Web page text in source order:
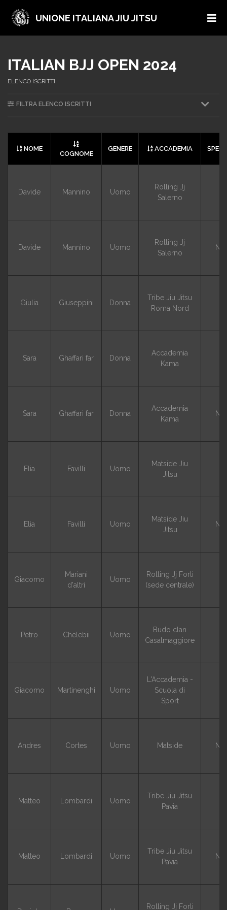
UNIONE ITALIANA JIU JITSU
ITALIAN BJJ OPEN 2024
ELENCO ISCRITTI
FILTRA ELENCO ISCRITTI
NOME
COGNOME
GENERE ACCADEMIA
Davide Mannino Uomo
Rolling Jj
Salerno
Davide Mannino Uomo
Rolling Jj
Salerno
Giulia Giuseppini Donna
Tribe Jiu Jitsu
Roma Nord
Sara Ghaffari far Donna
Accademia
Kama
Sara Ghaffari far Donna
Accademia
Kama
Elia Favilli Uomo
Matside Jiu
Jitsu
Elia Favilli Uomo
Matside Jiu
Jitsu
Giacomo
Mariani
d'altri
Uomo
Rolling Jj Forli
(sede centrale)
Petro Chelebii Uomo
Budo clan
Casalmaggiore
Giacomo Martinenghi Uomo
L'Accademia -
Scuola di
Sport
Andres Cortes Uomo Matside
Matteo Lombardi Uomo
Tribe Jiu Jitsu
Pavia
Matteo Lombardi Uomo
Tribe Jiu Jitsu
Pavia
Rolling Jj Forli